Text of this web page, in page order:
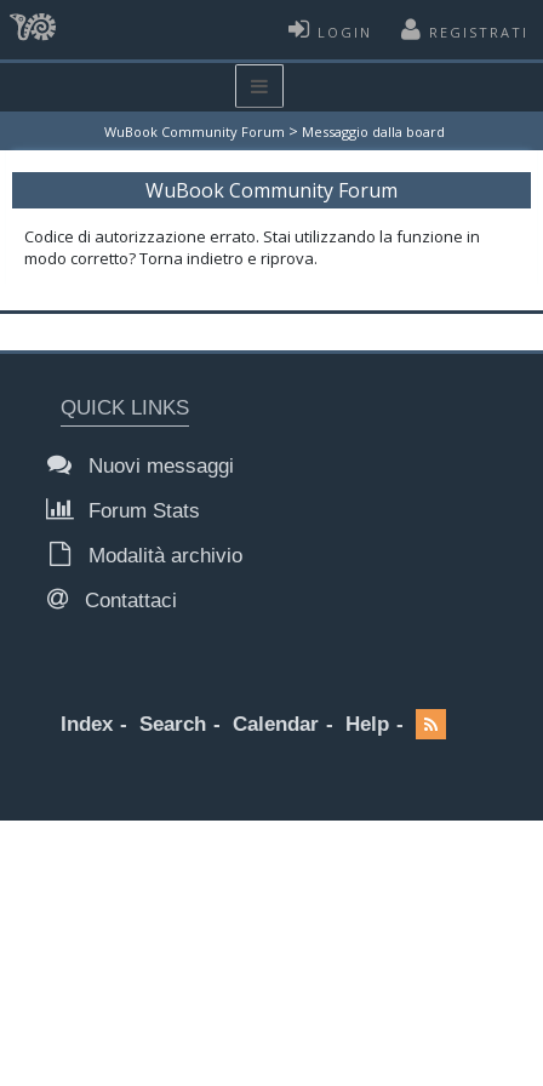
LOGIN REGISTRATI
WuBook Community Forum > Messaggio dalla board
WuBook Community Forum
Codice di autorizzazione errato. Stai utilizzando la funzione in
modo corretto? Torna indietro e riprova.
QUICK LINKS
Nuovi messaggi
Forum Stats
Modalità archivio
Contattaci
Index Search Calendar Help